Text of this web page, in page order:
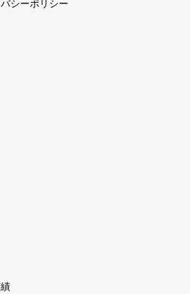
シーポリシー